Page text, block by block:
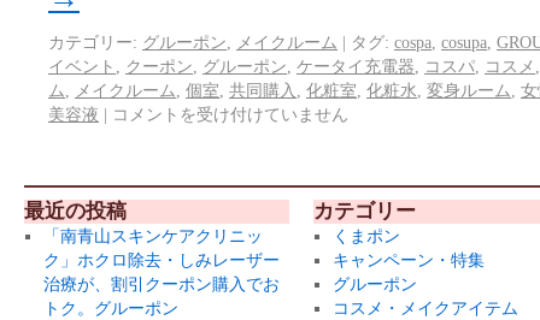
カテゴリー: グルーポン メイクルーム | タグ: cospa cosupa
イベント
クーポン グルーポン ケータイ充電器 コスパ コスメ
ム
メイクルーム 個室 共同購入 化粧室 化粧水 変身ルーム
美容液 | コメントを受け付けていません
最近の投稿
「南青山スキンケアクリニッ
ク」ホクロ除去・しみレーザー
治療が、割引クーポン購入でお
トク。グルーポン
カテゴリー
くまポン
キャンペーン・特集
グルーポン
コスメ・メイクアイテム